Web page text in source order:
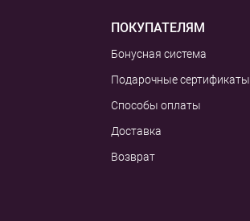
ПОКУПАТЕЛЯМ
Бонусная система
Подарочные сертификаты
Способы оплаты
Доставка
Возврат